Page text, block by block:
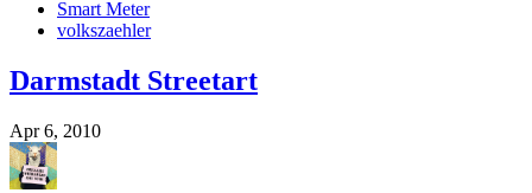
Smart Meter
volkszaehler
Darmstadt Streetart
Apr 6, 2010